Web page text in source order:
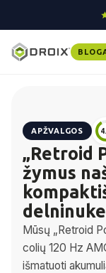
APŽVALGOS
„Retroid
žymus
delninuke
Mūsų „Retroid
colių 120 Hz
išmatuoti